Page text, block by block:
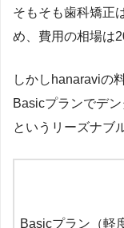
そもそも歯科矯正
め、費用の相場は
しかしhanaraviの
Basicプランでデ
というリーズナブ
Basicプラン（軽